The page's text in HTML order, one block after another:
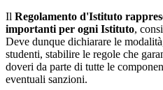
Il Regolamento d'Istituto
importanti per ogni Istituto,
Deve dunque dichiarare le
studenti, stabilire le regole che
doveri da parte di tutte le
eventuali sanzioni.